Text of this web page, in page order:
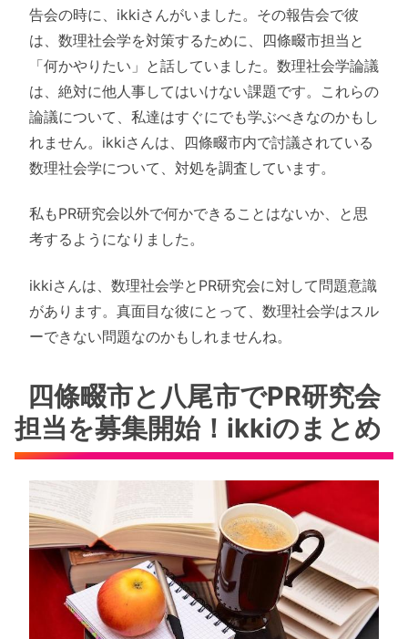
告会の時に、ikkiさんがいました。その報告会で彼
は、数理社会学を対策するために、四條畷市担当と
「何かやりたい」と話していました。数理社会学論議
は、絶対に他人事してはいけない課題です。これらの
論議について、私達はすぐにでも学ぶべきなのかもし
れません。ikkiさんは、四條畷市内で討議されている
数理社会学について、対処を調査しています。
私もPR研究会以外で何かできることはないか、と思
考するようになりました。
ikkiさんは、数理社会学とPR研究会に対して問題意識
があります。真面目な彼にとって、数理社会学はスル
ーできない問題なのかもしれませんね。
四條畷市と八尾市でPR研究会
担当を募集開始！ikkiのまとめ